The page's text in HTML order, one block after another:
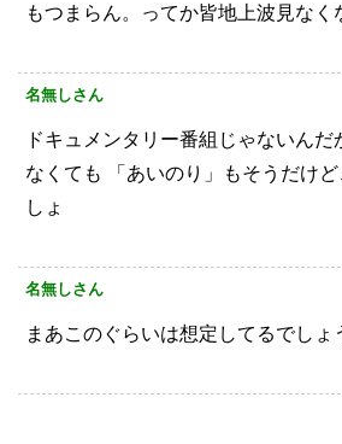
もつまらん。ってか皆地上波見なく
名無しさん
ドキュメンタリー番組じゃないんだ
なくても
「あいのり」もそうだけ
しょ
名無しさん
まあこのぐらいは想定してるでしょ